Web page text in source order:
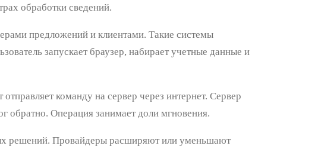
обработки сведений.
предложений и клиентами. Такие системы
запускает браузер, набирает учетные данные и
команду на сервер через интернет. Сервер
обратно. Операция занимает доли мгновения.
решений. Провайдеры расширяют или уменьшают